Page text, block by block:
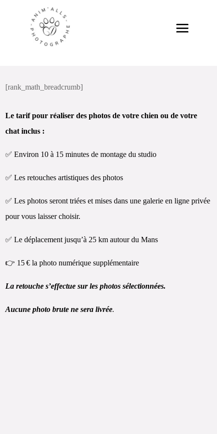
[rank_math_breadcrumb]
Le tarif pour réaliser des photos de votre chien ou de votre
chat inclus :
✅ Environ 10 à 15 minutes de montage du studio
✅ Les retouches artistiques des photos
✅ Les photos seront triées et mises dans une galerie en ligne privée
pour vous laisser choisir.
✅ Le déplacement jusqu’à 25 km autour du Mans
👉 15 € la photo numérique supplémentaire
La retouche s’effectue sur les photos sélectionnées.
Aucune photo brute ne sera livrée.